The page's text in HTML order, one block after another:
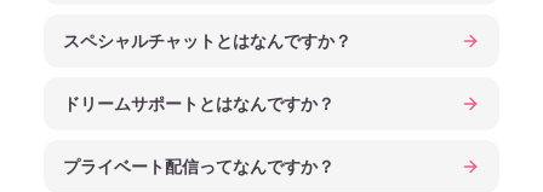
スペシャルチャットとはなんですか？
ドリームサポートとはなんですか？
プライベート配信ってなんですか？